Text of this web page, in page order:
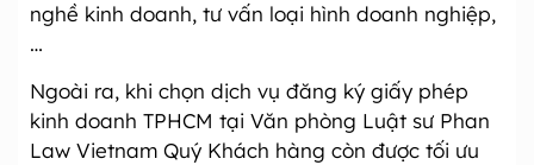
nghề kinh doanh, tư vấn loại hình doanh nghiệp,
…
Ngoài ra, khi chọn dịch vụ đăng ký giấy phép
kinh doanh TPHCM tại Văn phòng Luật sư Phan
Law Vietnam Quý Khách hàng còn được tối ưu